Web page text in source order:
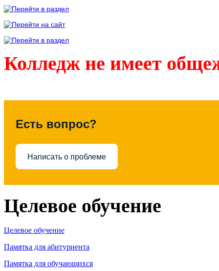
Колледж не имеет
Есть вопрос?
Написать о проблеме
Целевое обучение
Целевое обучение
Памятка для абитуриента
Памятка для обучающихся